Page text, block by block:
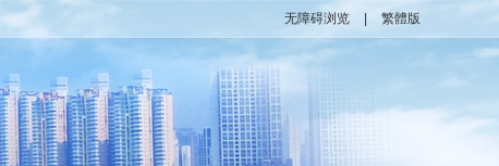
无障碍浏览 繁體版